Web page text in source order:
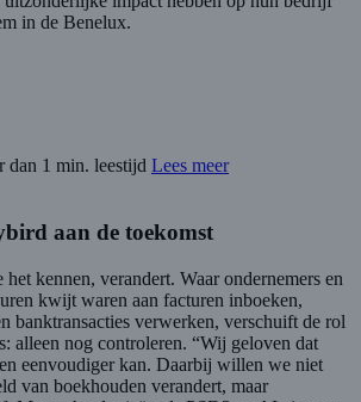
in de Benelux.
dan 1 min. leestijd Lees meer
aan de toekomst
kennen, verandert. Waar ondernemers en
kwijt waren aan facturen inboeken,
banktransacties verwerken, verschuift de rol
alleen nog controleren. “Wij geloven dat
eenvoudiger kan. Daarbij willen we niet
van boekhouden verandert, maar